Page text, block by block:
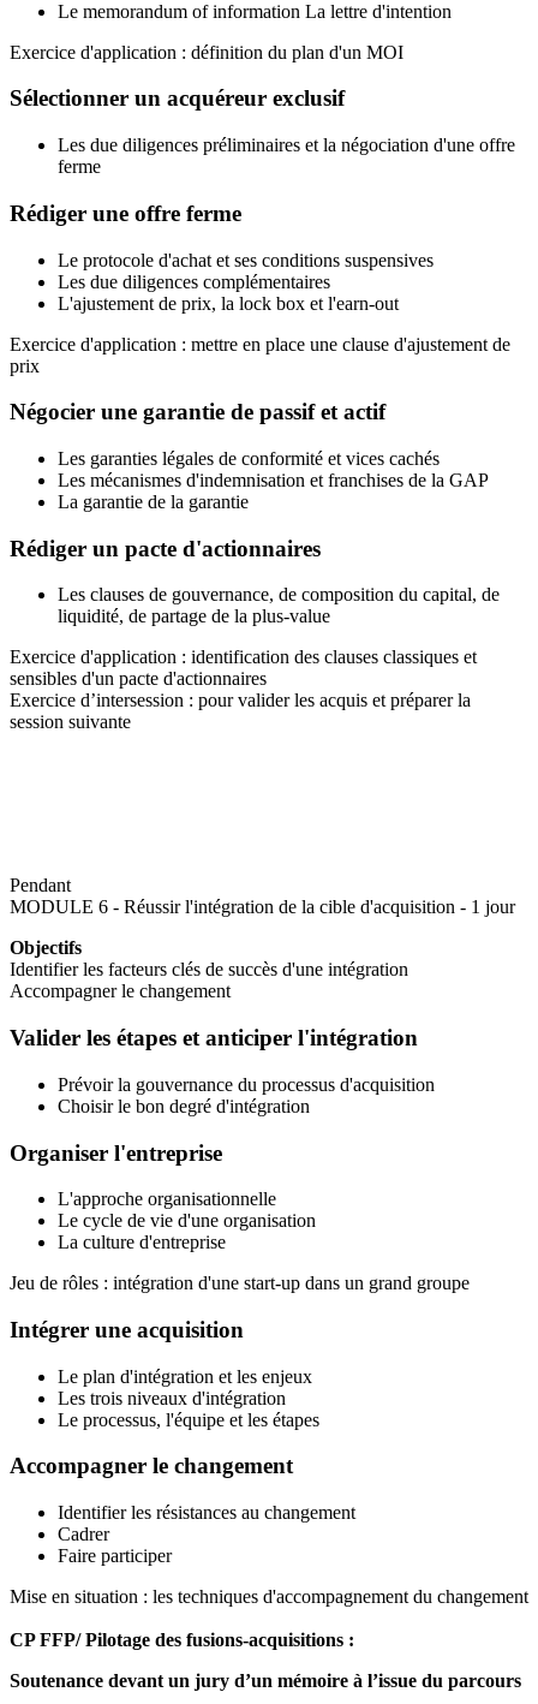
Le memorandum of information La lettre d'intention
Exercice d'application : définition du plan d'un MOI
Sélectionner un acquéreur exclusif
Les due diligences préliminaires et la négociation d'une offre
ferme
Rédiger une offre ferme
Le protocole d'achat et ses conditions suspensives
Les due diligences complémentaires
L'ajustement de prix, la lock box et l'earn-out
Exercice d'application : mettre en place une clause d'ajustement de
prix
Négocier une garantie de passif et actif
Les garanties légales de conformité et vices cachés
Les mécanismes d'indemnisation et franchises de la GAP
La garantie de la garantie
Rédiger un pacte d'actionnaires
Les clauses de gouvernance, de composition du capital, de
liquidité, de partage de la plus-value
Exercice d'application : identification des clauses classiques et
sensibles d'un pacte d'actionnaires
Exercice d’intersession : pour valider les acquis et préparer la
session suivante
Pendant
MODULE 6 - Réussir l'intégration de la cible d'acquisition - 1 jour
Objectifs
Identifier les facteurs clés de succès d'une intégration
Accompagner le changement
Valider les étapes et anticiper l'intégration
Prévoir la gouvernance du processus d'acquisition
Choisir le bon degré d'intégration
Organiser l'entreprise
L'approche organisationnelle
Le cycle de vie d'une organisation
La culture d'entreprise
Jeu de rôles : intégration d'une start-up dans un grand groupe
Intégrer une acquisition
Le plan d'intégration et les enjeux
Les trois niveaux d'intégration
Le processus, l'équipe et les étapes
Accompagner le changement
Identifier les résistances au changement
Cadrer
Faire participer
Mise en situation : les techniques d'accompagnement du changement
CP FFP/ Pilotage des fusions-acquisitions :
Soutenance devant un jury d’un mémoire à l’issue du parcours